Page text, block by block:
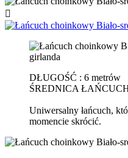

DŁUGOŚĆ : 6 metrów
ŚREDNICA
Uniwersalny łańcuch,
momencie skrócić.